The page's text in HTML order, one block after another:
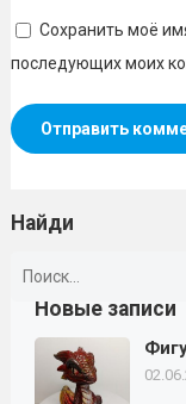
Сохранить моё
последующих моих
Найди
Новые записи